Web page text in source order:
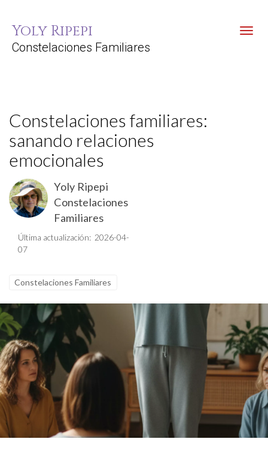
Yoly Ripepi
Constelaciones Familiares
Constelaciones familiares:
sanando relaciones
emocionales
Yoly Ripepi
Constelaciones
Familiares
Última actualización: 2026-04-
07
Constelaciones Familiares